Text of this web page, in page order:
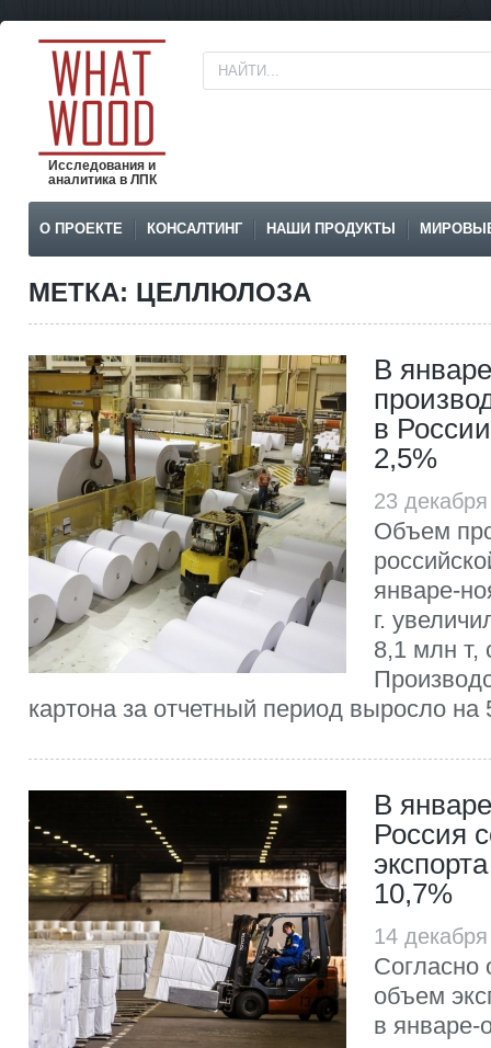
Исследования и
аналитика в ЛПК
О ПРОЕКТЕ КОНСАЛТИНГ НАШИ ПРОДУКТЫ
МЕТКА: ЦЕЛЛЮЛОЗА
В
в
2,5%
23
Объем
январе-
г.
8,1 млн т,
картона за отчетный период выросло на
В
Россия
10,7%
14
Согласно
объем
в январе-